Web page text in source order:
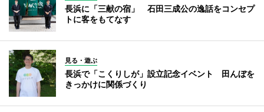
長浜に「三献の宿」 石田三成公の逸話をコンセプ
トに客をもてなす
見る・遊ぶ
長浜で「こくりしが」設立記念イベント 田んぼを
きっかけに関係づくり